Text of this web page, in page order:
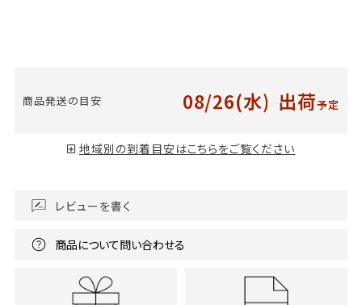
商品発送の目安 08/26(水) 出荷予定
地域別の到着目安はこちらをご覧ください
レビューを書く
商品について問い合わせる